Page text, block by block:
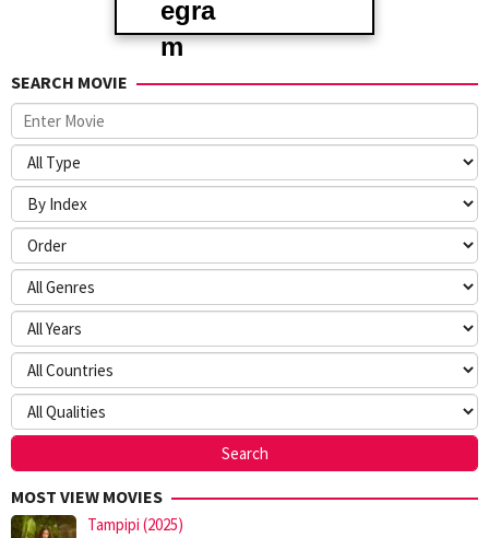
SEARCH MOVIE
MOST VIEW MOVIES
Tampipi (2025)